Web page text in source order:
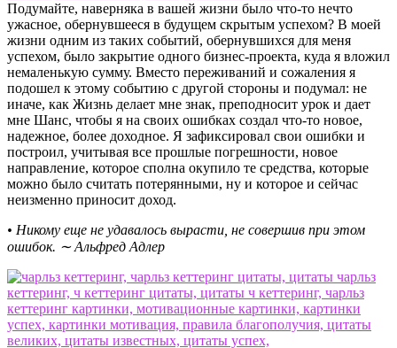
Подумайте, наверняка в вашей жизни было что-то нечто
ужасное, обернувшееся в будущем скрытым успехом? В моей
жизни одним из таких событий, обернувшихся для меня
успехом, было закрытие одного бизнес-проекта, куда я вложил
немаленькую сумму. Вместо переживаний и сожаления я
подошел к этому событию с другой стороны и подумал: не
иначе, как Жизнь делает мне знак, преподносит урок и дает
мне Шанс, чтобы я на своих ошибках создал что-то новое,
надежное, более доходное. Я зафиксировал свои ошибки и
построил, учитывая все прошлые погрешности, новое
направление, которое сполна окупило те средства, которые
можно было считать потерянными, ну и которое и сейчас
неизменно приносит доход.
• Никому еще не удавалось вырасти, не совершив при этом
ошибок. ∼ Альфред Адлер